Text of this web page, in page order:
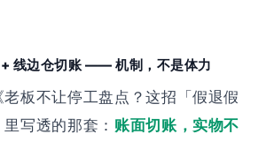
线边仓切账 —— 机制，不是体力
板不让停工盘点？这招「假退假
写透的那套： 账面切账，实物不